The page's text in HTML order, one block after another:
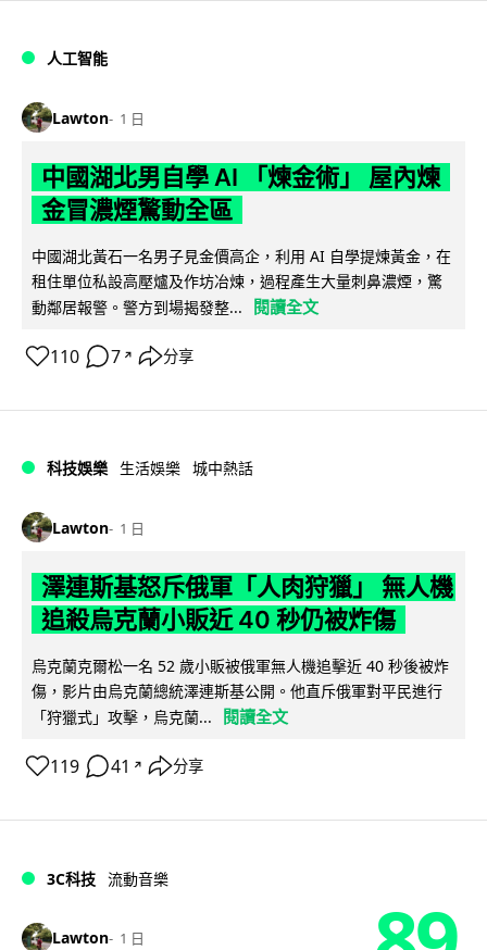
人工智能
Lawton 1 日
中國湖北男自學 AI 「煉金術」 屋內煉
金冒濃煙驚動全區
中國湖北黃石一名男子見金價高企，利用 AI 自學提煉黃金，在
租住單位私設高壓爐及作坊冶煉，過程產生大量刺鼻濃煙，驚
動鄰居報警。警方到場揭發整...
閱讀全文
110 7 ↗ 分享
科技娛樂 生活娛樂 城中熱話
Lawton 1 日
澤連斯基怒斥俄軍「人肉狩獵」 無人機
追殺烏克蘭小販近 40 秒仍被炸傷
烏克蘭克爾松一名 52 歲小販被俄軍無人機追擊近 40 秒後被炸
傷，影片由烏克蘭總統澤連斯基公開。他直斥俄軍對平民進行
「狩獵式」攻擊，烏克蘭...
閱讀全文
119 41 ↗ 分享
3C科技 流動音樂
Lawton 1 日